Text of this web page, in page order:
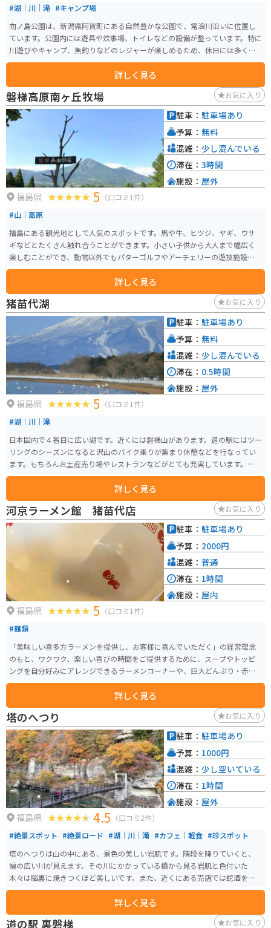
#湖｜川｜滝 #キャンプ場
向ノ島公園は、新潟県阿賀町にある自然豊かな公園で、常浪川沿いに位置し
ています。公園内には遊具や炊事場、トイレなどの設備が整っています。特に
川遊びやキャンプ、魚釣りなどのレジャーが楽しめるため、休日には多くの
人々が訪れます。キャンプ場は無料です。 公園は広々としており、自然の中
でのびのびと過ごすことができる環境が整っています。また、毎年8月16日に
は「上川ふれあい祭り」が開催され、地域の人々と観光客で賑わいます。ー
ベキューやピクニックを楽しむのに最適な場所です。公園までは磐越自動車
道の津川インターを降りて10分~15分程度車を走らせたところです。道中も森
の中の道で空気も良くて気持ちがよいです。
詳しく見る
磐梯高原南ヶ丘牧場 お気に入り
福島県 5 （口コミ1件）
#山｜高原
福島にある観光地として人気のスポットです。馬や牛、ヒツジ、ヤギ、ウサ
ギなどとたくさん触れ合うことができます。小さい子供から大人まで幅広く
楽しむことができ、動物以外でもパターゴルフやアーチェリーの遊技施設も
あるため、様々な楽しみ方ができます。 大きな青い三角形の屋根が特徴の牧
場には、300人収容のロッジやコテージもあり、ジンギスカンや自家製のアイ
スクリーム、ペロシキなどのメニューを提供しています。この牧場は無料で
開放されており、駐車料や入場料はかかりません。 磐梯山の独特な風景を眺
めながら、高原の爽やかな風を感じ、動物たちと遊んだり、ロシア料理を味
わうことで、素敵な一日を過ごすことができます。また、この牧場を滞在基
地として周辺の観光地をゆっくりと楽しむこともおすすめです。
詳しく見る
駐車： 駐車場あり
予算： 無料
混雑： 少し混んでいる
滞在： 3時間
施設： 屋外
猪苗代湖 お気に入り
福島県 5 （口コミ1件）
#湖｜川｜滝
日本国内で４番目に広い湖です。近くには磐梯山があります。道の駅にはツー
リングのシーズンになると沢山のバイク乗りが集まり休憩などを行なってい
ます。もちろんお土産売り場やレストランなどがとても充実しています。その
周辺にはにはキャンプ場などの施設もあり、ライダーも1日楽しめるツーリン
詳しく見る
駐車： 駐車場あり
予算： 無料
混雑： 少し混んでいる
滞在： 0.5時間
施設： 屋外
河京ラーメン館 猪苗代店 お気に入り
福島県 5 （口コミ1件）
#麺類
「美味しい喜多方ラーメンを提供し、お客様に喜んでいただく」の経営理念
のもと、ワクワク、楽しい喜びの時間をご提供するために、スープやトッピ
ングを自分好みにアレンジできるラーメンコーナーや、巨大どんぶり・赤べ
こ神社などのフォトスポットがあります。
詳しく見る
駐車： 駐車場あり
予算： 2000円
混雑： 普通
滞在： 1時間
施設： 屋内
塔のへつり お気に入り
福島県 4.5 （口コミ2件）
#絶景スポット #絶景ロード #湖｜川｜滝 #カフェ｜軽食 #珍スポット
塔のへつりは山の中にある、景色の美しい岩肌です。階段を降りていくと、
幅の広い川が見えます。その川にかかっている橋から見る岩肌と色付いた
木々は脳裏に焼きつくほど美しいです。また、近くにある売店では蛇酒を堪
能することもできます。
詳しく見る
駐車： 駐車場あり
予算： 1000円
混雑： 少し空いている
滞在： 1時間
施設： 屋外
道の駅 裏磐梯 お気に入り